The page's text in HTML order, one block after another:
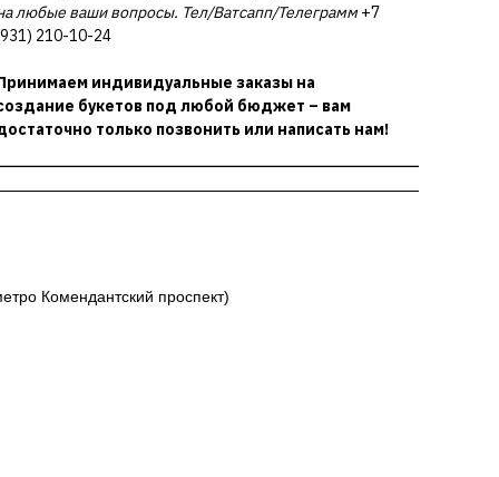
любые ваши вопросы. Тел/Ватсапп/Телеграмм+7
210-10-24
индивидуальные заказы на
букетов под любой бюджет – вам
только позвонить или написать нам!
Комендантский проспект)